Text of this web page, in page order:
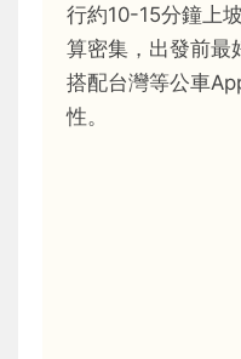
行約10-15分鐘上
算密集，出發前最
搭配台灣等公車
性。